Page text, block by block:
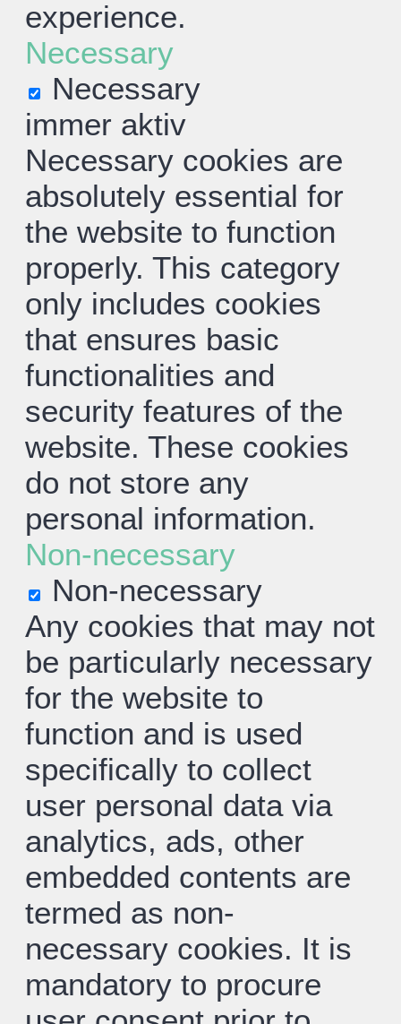
experience.
Necessary
Necessary
immer aktiv
Necessary cookies are
absolutely essential for
the website to function
properly. This category
only includes cookies
that ensures basic
functionalities and
security features of the
website. These cookies
do not store any
personal information.
Non-necessary
Non-necessary
Any cookies that may not
be particularly necessary
for the website to
function and is used
specifically to collect
user personal data via
analytics, ads, other
embedded contents are
termed as non-
necessary cookies. It is
mandatory to procure